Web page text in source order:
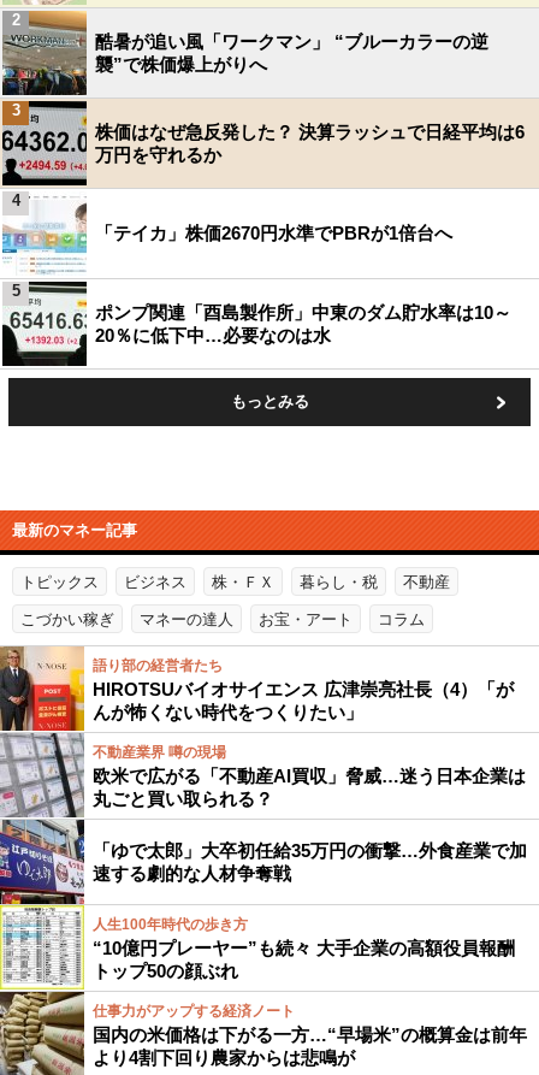
酷暑が追い風「ワークマン」 “ブルーカラーの逆
襲”で株価爆上がりへ
2
株価はなぜ急反発した？ 決算ラッシュで日経平均は6
万円を守れるか
3
「テイカ」株価2670円水準でPBRが1倍台へ
4
ポンプ関連「酉島製作所」中東のダム貯水率は10～
20％に低下中…必要なのは水
5
もっとみる
最新のマネー記事
トピックス ビジネス 株・ＦＸ 暮らし・税 不動産
こづかい稼ぎ マネーの達人 お宝・アート コラム
語り部の経営者たち
HIROTSUバイオサイエンス 広津崇亮社長（4）「が
んが怖くない時代をつくりたい」
不動産業界 噂の現場
欧米で広がる「不動産AI買収」脅威…迷う日本企業は
丸ごと買い取られる？
「ゆで太郎」大卒初任給35万円の衝撃…外食産業で加
速する劇的な人材争奪戦
人生100年時代の歩き方
“10億円プレーヤー”も続々 大手企業の高額役員報酬
トップ50の顔ぶれ
仕事力がアップする経済ノート
国内の米価格は下がる一方…“早場米”の概算金は前年
より4割下回り農家からは悲鳴が